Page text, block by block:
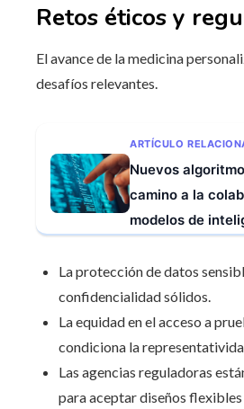
Retos éticos y
El avance de la medicina
desafíos relevantes.
ARTÍCULO
Nuevos
camino a la
modelos de
La protección de datos
confidencialidad sólidos.
La equidad en el acceso a
condiciona la
Las agencias reguladoras
para aceptar diseños